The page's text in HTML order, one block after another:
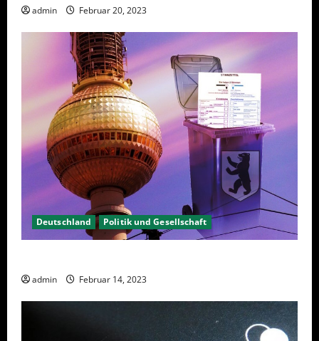
admin Februar 20, 2023
Deutschland Politik und Gesellschaft
admin Februar 14, 2023